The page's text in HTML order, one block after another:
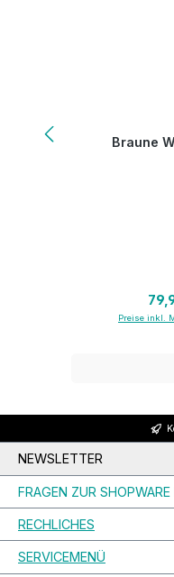
Braune
Preise inkl.
NEWSLETTER
FRAGEN ZUR
RECHLICHES
SERVICEMENÜ